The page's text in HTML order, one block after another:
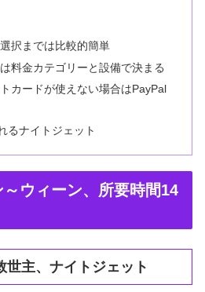
択までは比較的簡単
料金カテゴリーと設備で決まる
カードが使えない場合はPayPal
るナイトジェット
ウィーン、所要時間14
世主、ナイトジェット